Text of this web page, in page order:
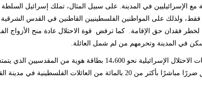
مع الإسرائيليين في المدينة. على سبيل المثال، تملك إسرائيل
فقط، ولذلك على المواطنين الفلسطينيين القاطنين في القدس
فقدان حق الإقامة. كما ترفض قوة الاحتلال عادة منح الأزواج
في المدينة وتحرمهم من لم شمل العائلة.
20 بالمائة من العائلات الفلسطينية في مدينة القدس المحتلة